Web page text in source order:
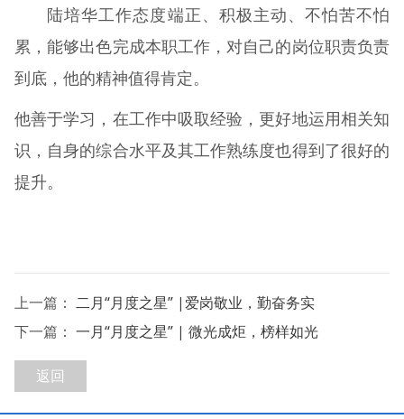
陆培华工作态度端正、积极主动、不怕苦不怕
累，能够出色完成本职工作，对自己的岗位职责负责
到底，他的精神值得肯定。
他善于学习，在工作中吸取经验，更好地运用相关知
识，自身的综合水平及其工作熟练度也得到了很好的
提升。
上一篇： 二月“月度之星” |爱岗敬业，勤奋务实
下一篇： 一月“月度之星” | 微光成炬，榜样如光
返回